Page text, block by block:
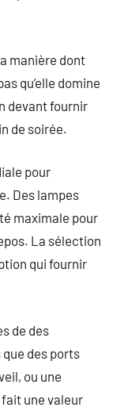
manière dont
qu’elle domine
devant fournir
de soirée.
pour
Des lampes
maximale pour
La sélection
qui fournir
de des
des ports
ou une
une valeur